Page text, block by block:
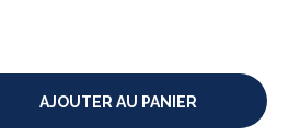
AJOUTER AU PANIER